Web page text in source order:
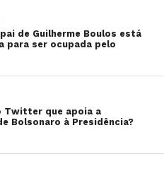
de Guilherme Boulos está
para ser ocupada pelo
Twitter que apoia a
Bolsonaro à Presidência?